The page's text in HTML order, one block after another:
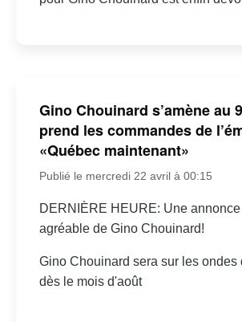
Gino Chouinard s’amène au
prend les commandes de
«Québec maintenant»
Publié le mercredi 22 avril à 00:15
DERNIÈRE HEURE: Une
agréable de Gino Chouinard!
Gino Chouinard sera sur les ondes
dès le mois d'août